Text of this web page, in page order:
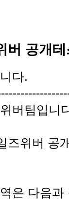
버 공개
다.
버팀입니
즈위버 공
은 다음과